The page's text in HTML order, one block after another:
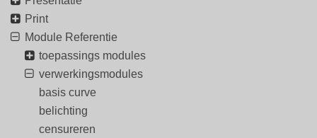
Print
Module Referentie
toepassings modules
verwerkingsmodules
basis curve
belichting
censureren